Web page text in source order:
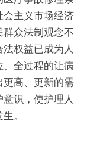
会主义市场经济
众法制观念不
权益已成为人
全过程的让病
更高、更新的需
识，使护理人
。